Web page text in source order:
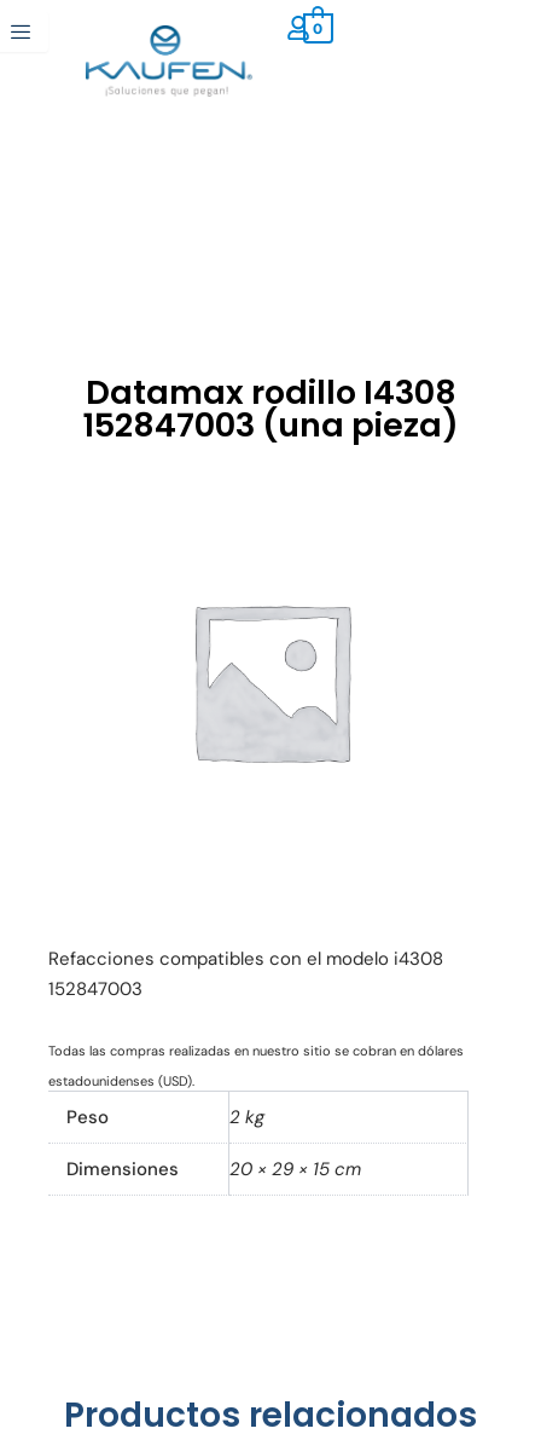
al
contenido
0
Datamax rodillo I4308
152847003 (una pieza)
Refacciones compatibles con el modelo i4308
152847003
Todas las compras realizadas en nuestro sitio se cobran en dólares
estadounidenses (USD).
Peso 2 kg
Dimensiones 20 × 29 × 15 cm
Productos relacionados